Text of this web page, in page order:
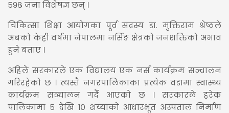
५९८ जना विशेषज्ञ छन् ।
चिकित्सा शिक्षा आयोगका पूर्व सदस्य डा. मुक्तिराम श्रेष्ठले
अबको केही वर्षमा नेपालमा नर्सिङ क्षेत्रको जनशक्तिको अभाव
हुने बताए ।
अहिले सरकारले एक विद्यालय एक नर्स कार्यक्रम सञ्चालन
गरिरहेको छ । त्यस्तै नगरपालिकाका प्रत्येक वडामा स्वास्थ्य
कार्यक्रम सञ्चालन गर्दै आएको छ । सरकारले हरेक
पालिकामा ५ देखि १० शय्याको आधारभूत अस्पताल निर्माण